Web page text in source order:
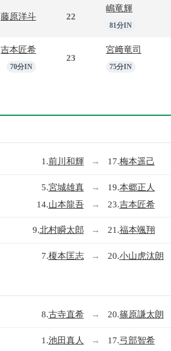
藤原洋斗 22
嶋竜輝
81分IN
吉本匠希
70分IN
23
宮﨑竜司
75分IN
1.前川和輝 → 17.梅本遥己
5.宮城雄真 → 19.本郷正人
14.山本龍吾 → 23.吉本匠希
9.北村瞬太郎 → 21.福本颯翔
7.榎本匡志 → 20.小山虎汰朗
8.古寺直希 → 20.篠原謙太朗
1.池田真人 → 17.弓部智希